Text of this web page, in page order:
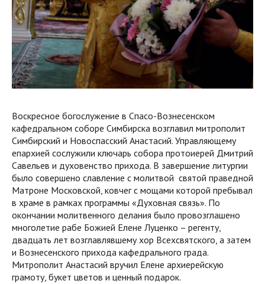
Воскресное богослужение в Спасо-Вознесенском
кафедральном соборе Симбирска возглавил митрополит
Симбирский и Новоспасский Анастасий. Управляющему
епархией сослужили ключарь собора протоиерей Дмитрий
Савельев и духовенство прихода. В завершение литургии
было совершено славление с молитвой святой праведной
Матроне Московской, ковчег с мощами которой пребывал
в храме в рамках программы «Духовная связь». По
окончании молитвенного делания было провозглашено
многолетие рабе Божией Елене Луценко – регенту,
двадцать лет возглавлявшему хор Всехсвятского, а затем
и Вознесенского прихода кафедрального града.
Митрополит Анастасий вручил Елене архиерейскую
грамоту, букет цветов и ценный подарок.